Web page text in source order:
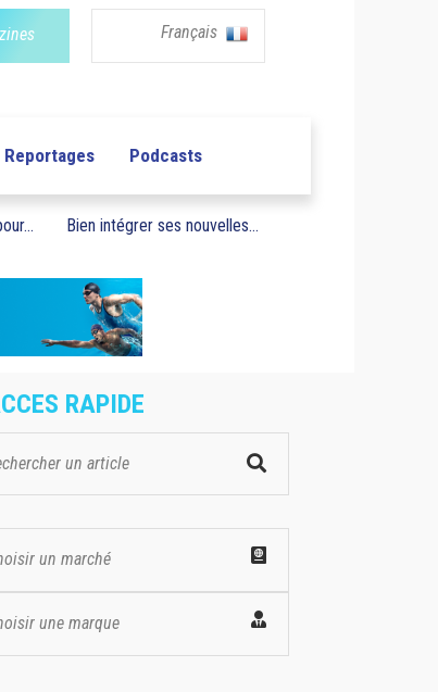
Français
Reportages Podcasts
Bien intégrer ses nouvelles...
RAPIDE
un marché
une marque